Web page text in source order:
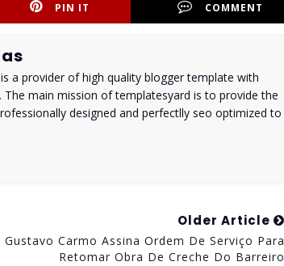
PIN IT COMMENT
a provider of high quality blogger template with
main mission of templatesyard is to provide the
designed and perfectlly seo optimized to
Older Article
Gustavo Carmo Assina Ordem De Serviço Para
Retomar Obra De Creche Do Barreiro